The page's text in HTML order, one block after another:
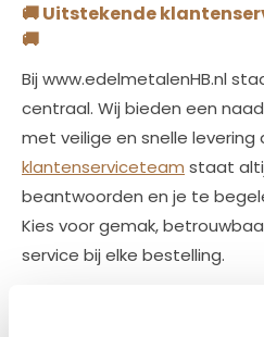
🚚Uitstekende
🚚
Bij www.edelmetalenHB.nl
centraal. Wij bieden een
met veilige en snelle levering
klantenserviceteam staat
beantwoorden en je te
Kies voor gemak,
service bij elke bestelling.
het aanbieden van premium